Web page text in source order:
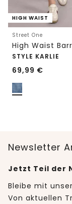
HIGH WAIST
Street One
STYLE KARLIE
69,99 €
Newsletter
Jetzt Teil der
Bleibe mit
Von aktuellen